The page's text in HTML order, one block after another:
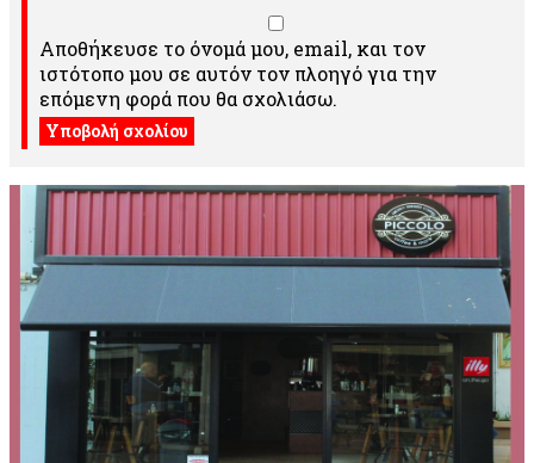
Αποθήκευσε το όνομά μου, email, και τον
ιστότοπο μου σε αυτόν τον πλοηγό για την
επόμενη φορά που θα σχολιάσω.